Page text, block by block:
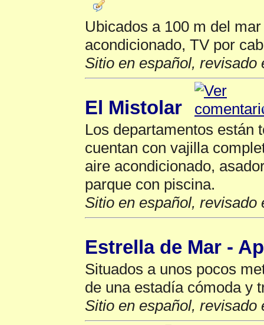
Ubicados a 100 m del
acondicionado, TV por
Sitio en español, revisado
El Mistolar
Los departamentos están
cuentan con vajilla
aire acondicionado,
parque con piscina.
Sitio en español, revisado
Estrella de Mar -
Situados a unos pocos
de una estadía cómoda y
Sitio en español, revisado